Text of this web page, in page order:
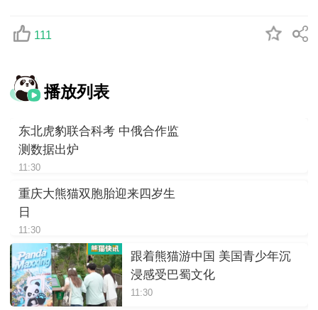
111
播放列表
东北虎豹联合科考 中俄合作监
测数据出炉
11:30
重庆大熊猫双胞胎迎来四岁生
日
11:30
跟着熊猫游中国 美国青少年沉
浸感受巴蜀文化
11:30